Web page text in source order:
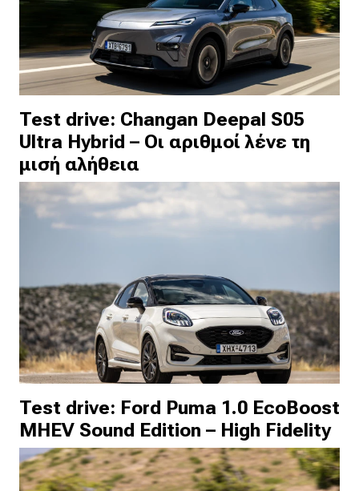
Test drive: Changan Deepal S05
Ultra Hybrid – Οι αριθμοί λένε τη
μισή αλήθεια
Test drive: Ford Puma 1.0 EcoBoost
MHEV Sound Edition – High Fidelity